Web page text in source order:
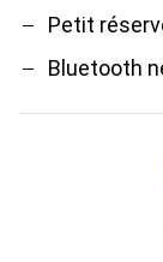
Petit
Bluetooth